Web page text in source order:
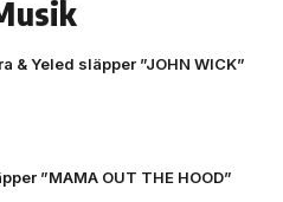
& Yeled släpper ”JOHN WICK”
”MAMA OUT THE HOOD”